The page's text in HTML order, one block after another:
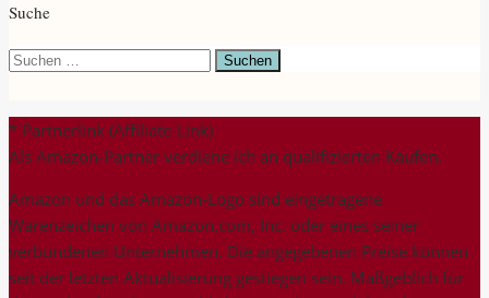
Suche
Suchen
* Partnerlink (Affiliate-Link)
Als Amazon-Partner verdiene ich an qualifizierten Käufen.
Amazon und das Amazon-Logo sind eingetragene
Warenzeichen von Amazon.com, Inc. oder eines seiner
verbundenen Unternehmen. Die angegebenen Preise können
seit der letzten Aktualisierung gestiegen sein. Maßgeblich für